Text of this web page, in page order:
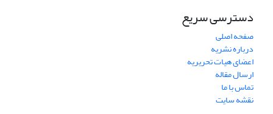
دسترسی سریع
صفحه اصلی
درباره نشریه
اعضای هیات تحریریه
ارسال مقاله
تماس با ما
نقشه سایت